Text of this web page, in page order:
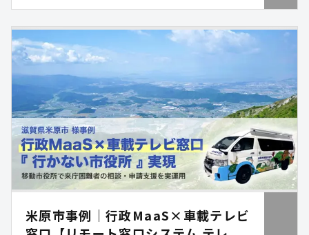
消去後の情報端末は古い端末や壊れた端末であって
もすべて有価物としての売却が可能。搬出からデー
タ消去証明書のご提供まで専門スタッフが完全帆
走。 安全で確実、費用も手間もかからない情報端末
の処分をご提供いたします。
米原市事例｜行政MaaS×車載テレビ